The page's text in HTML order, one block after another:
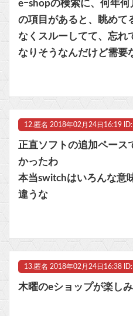
eｰshopの検索に、何年
の項目があると、眺めて
なくスルーしてて、忘れ
なりそうなんだけど需要
12. 匿名 2018年02月24日16:19
正直ソフトの追加ペース
かったわ
本当switchはいろんな意
違うな
13. 匿名 2018年02月24日16:38
木曜のeショップが楽し